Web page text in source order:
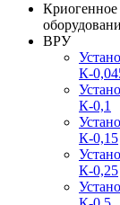
Криогенное
ВРУ
К-
К-0,1
К-0,15
К-0,25